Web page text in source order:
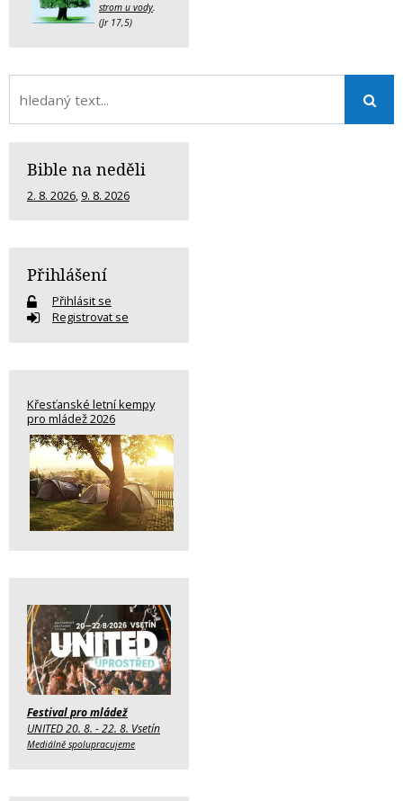
strom u vody.
(Jr 17,5)
Bible na neděli
2. 8. 2026, 9. 8. 2026
Přihlášení
Přihlásit se
Registrovat se
Křesťanské letní kempy
pro mládež 2026
Festival pro mládež
UNITED 20. 8. - 22. 8. Vsetín
Mediálně spolupracujeme